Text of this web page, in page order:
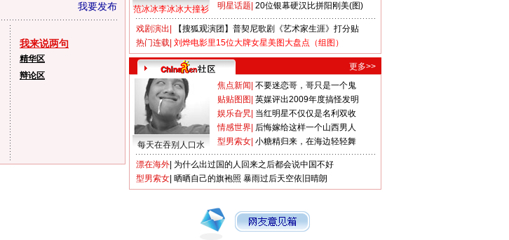
我要发布
我来说两句
精华区
辩论区
范冰冰李冰冰大撞衫
明星话题 20位银幕硬汉比拼阳刚美(图)
戏剧演出
【搜狐观演团】普契尼歌剧《艺术家生涯》打分贴
热门连载 刘烨电影里15位大牌女星美图大盘点（组图）
更多>>
每天在吞别人口水
焦点新闻 不要迷恋哥，哥只是一个鬼
贴贴图图 英媒评出2009年度搞怪发明
娱乐旮旯 当红明星不仅仅是名利双收
情感世界 后悔嫁给这样一个山西男人
型男索女 小糖精归来，在海边轻轻舞
漂在海外 为什么出过国的人回来之后都会说中国不好
型男索女 晒晒自己的旗袍照 暴雨过后天空依旧晴朗